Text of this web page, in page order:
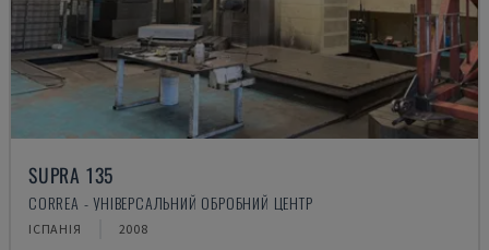
SUPRA 135
CORREA - УНІВЕРСАЛЬНИЙ ОБРОБНИЙ ЦЕНТР
ІСПАНІЯ 2008